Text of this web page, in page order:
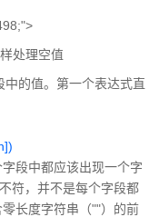
处理空值
中的值。第一个表达式直
段中都应该出现一个字
符，并不是每个字段都
零长度字符串（""）的前